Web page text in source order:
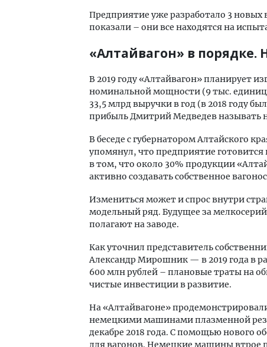
Предприятие уже разработало 3
показали – они все находятся на
«Алтайвагон» в порядке.
В 2019 году «Алтайвагон» планирует
номинальной мощности (9 тыс.
33,5 млрд выручки в год (в 2018 году
прибыль Дмитрий Медведев называть
В беседе с губернатором Алтайского
упомянул, что предприятие готовится
в том, что около 30% продукции
активно создавать собственное
Измениться может и спрос внутри
модельный ряд. Будущее за
полагают на заводе.
Как уточнил представитель
Александр Мирошник — в 2019 года в
600 млн рублей – плановые траты на
чистые инвестиции в развитие.
На «Алтайвагоне»
немецкими машинами плазменной
декабре 2018 года. С помощью нового
для вагонов. Немецкие машины втрое